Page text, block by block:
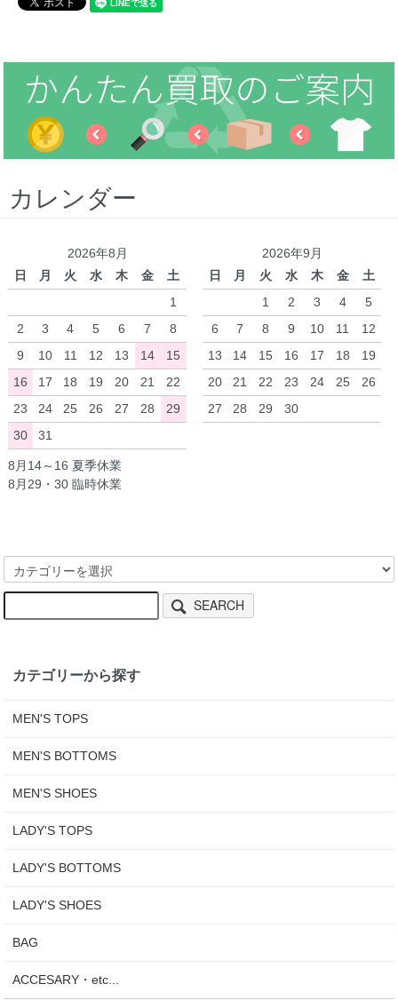
カレンダー
2026年8月
日
月 火 水 木 金
土
1
2
3 4 5 6 7
8
9
10 11 12 13 14
15
16
17 18 19 20 21
22
23
24 25 26 27 28
29
30
31
2026年9月
日
月 火 水 木 金
土
1
2 3 4
5
6
7 8 9 10 11
12
13
14 15 16 17 18
19
20
21 22 23 24 25
26
27
28 29 30
8月14～16 夏季休業
8月29・30 臨時休業
SEARCH
カテゴリーから探す
MEN'S TOPS
MEN'S BOTTOMS
MEN'S SHOES
LADY'S TOPS
LADY'S BOTTOMS
LADY'S SHOES
BAG
ACCESARY・etc...